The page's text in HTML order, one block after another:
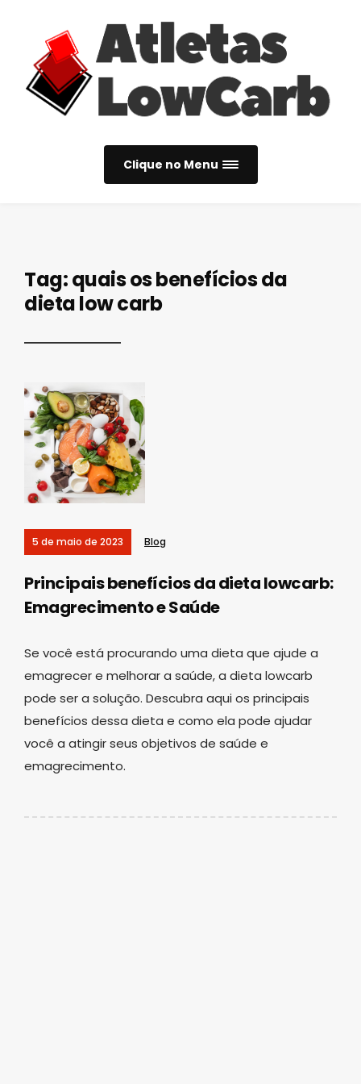
Clique no Menu
Tag:quais os benefícios da
dieta low carb
5 de maio de 2023 Blog
Principais benefícios da dieta lowcarb:
Emagrecimento e Saúde
Se você está procurando uma dieta que ajude a
emagrecer e melhorar a saúde, a dieta lowcarb
pode ser a solução. Descubra aqui os principais
benefícios dessa dieta e como ela pode ajudar
você a atingir seus objetivos de saúde e
emagrecimento.